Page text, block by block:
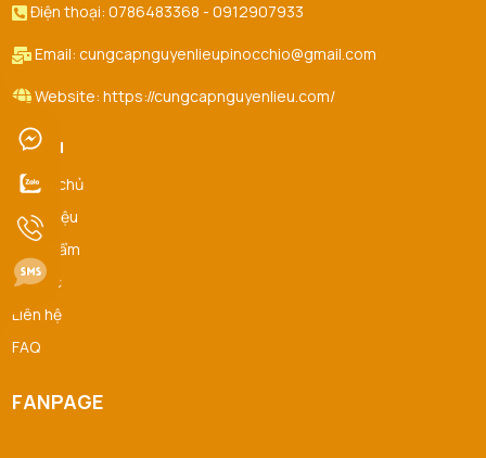
Điện thoại: 0786483368 - 0912907933
Email: cungcapnguyenlieupinocchio@gmail.com
Website: https://cungcapnguyenlieu.com/
Menu
Trang chủ
Giới thiệu
Sản Phẩm
Tin tức
Liên hệ
FAQ
FANPAGE